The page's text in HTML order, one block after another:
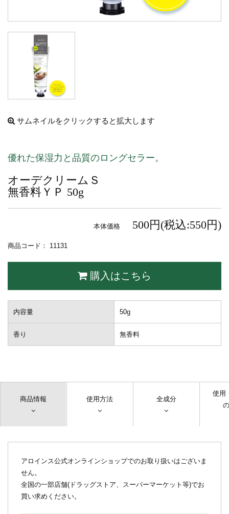
サムネイルをクリックすると拡大します
優れた保湿力と品質のロングセラー。
オーデクリームＳ
無香料ＹＰ 50g
本体価格 500円(税込:550円)
商品コード： 11131
購入はこちら
内容量 50g
香り 無香料
商品情報 使用方法 全成分
使用
アロインス公式オンラインショップでのお取り扱いはございま
せん。
全国の一部店舗(ドラッグストア、スーパーマーケット等)でお
買い求めください。